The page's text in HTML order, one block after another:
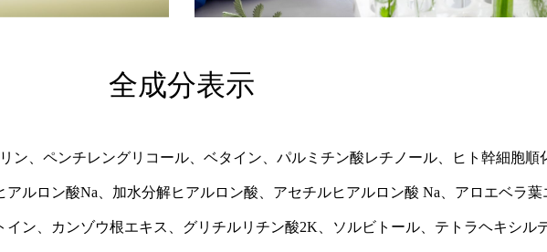
全成分表示
ン、ペンチレングリコール、ベタイン、パルミチン酸レチノール、ヒト幹細胞順
ルロン酸Na、加水分解ヒアルロン酸、アセチルヒアルロン酸 Na、アロエベラ葉
イン、カンゾウ根エキス、グリチルリチン酸2K、ソルビトール、テトラヘキシル